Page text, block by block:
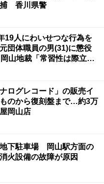
捕 香川県警
19人にわいせつな行為を
団体職員の男(31)に懲役
山地裁「常習性は際立っ
も非常に重い」
ログレコード」の販売イ
のから復刻盤まで…約3万
岡山店
地下駐車場 岡山駅方面の
火設備の故障が原因